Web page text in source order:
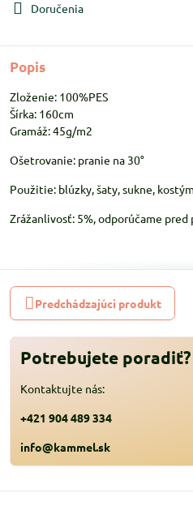
Doručenia
Popis
Zloženie: 100%PES
Šírka: 160cm
Gramáž: 45g/m2
Ošetrovanie: pranie na 30°
Použitie: blúzky, šaty, sukne,
Zrážanlivosť: 5%, odporúčame
Predchádzajúci produkt
Potrebujete poradiť?
Kontaktujte nás:
+421 904 489 334
info@kammel.sk